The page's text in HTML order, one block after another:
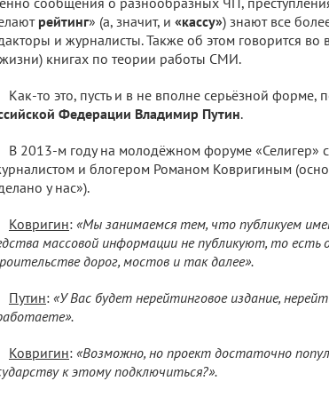
рейтинг» (а, значит, и «кассу») знают все
и журналисты. Также об этом говорится во
книгах по теории работы СМИ.
Как-то это, пусть и в не вполне серьёзной форме,
Федерации Владимир Путин.
В 2013-м году на молодёжном форуме «Селигер»
и блогером Романом Ковригиным
у нас»).
Ковригин: «Мы занимаемся тем, что публикуем
массовой информации не публикуют, то
дорог, мостов и так далее».
Путин: «У Вас будет нерейтинговое издание,
Ковригин: «Возможно, но проект достаточно
к этому подключиться?».